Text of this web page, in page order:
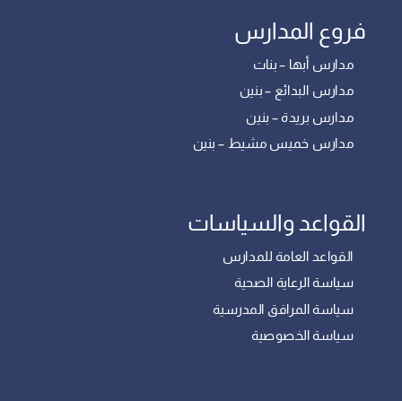
فروع المدارس
مدارس أبها – بنات
مدارس البدائع – بنين
مدارس بريدة – بنين
مدارس خميس مشيط – بنين
القواعد والسياسات
القواعد العامة للمدارس
سياسة الرعاية الصحية
سياسة المرافق المدرسية
سياسة الخصوصية